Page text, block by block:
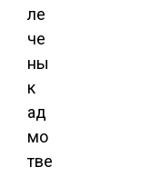
ле
че
ны
к
ад
мо
тве